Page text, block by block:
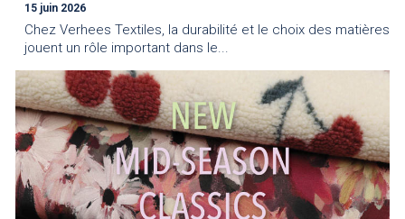
15 juin 2026
Chez Verhees Textiles, la durabilité et le choix des matières
jouent un rôle important dans le...